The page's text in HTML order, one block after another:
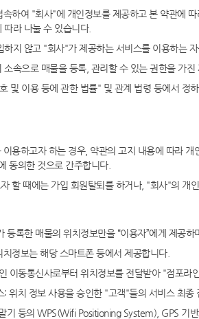
하여 "회사"에 개인정보를 제공하고 본 약관에
라 나눌 수 있습니다.
하지 않고 "회사"가 제공하는 서비스를 이용하는 자
소속으로 매물을 등록, 관리할 수 있는 권한을 가진
및 이용 등에 관한 법률" 및 관계 법령 등에서 정
용하고자 하는 경우, 약관의 고지 내용에 따라
동의한 것으로 간주합니다.
할 때에는 가입 회원탈퇴를 하거나, "회사"의 개
등록한 매물의 위치정보만을 “이용자”에게 제공
정보는 해당 스마트폰 등에서 제공합니다.
이동통신사로부터 위치정보를 전달받아 "점포라
: 위치 정보 사용을 승인한 "고객"들의 서비스 최
기 등의 WPS(Wifi Positioning System), GPS 기